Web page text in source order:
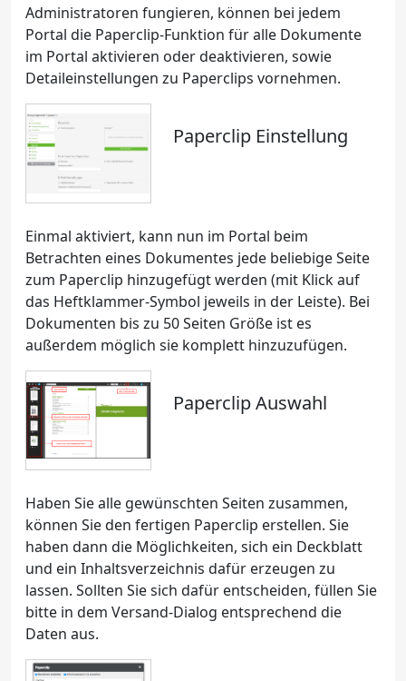
Administratoren fungieren, können bei jedem
Portal die Paperclip-Funktion für alle Dokumente
im Portal aktivieren oder deaktivieren, sowie
Detaileinstellungen zu Paperclips vornehmen.
Paperclip Einstellung
Einmal aktiviert, kann nun im Portal beim
Betrachten eines Dokumentes jede beliebige Seite
zum Paperclip hinzugefügt werden (mit Klick auf
das Heftklammer-Symbol jeweils in der Leiste). Bei
Dokumenten bis zu 50 Seiten Größe ist es
außerdem möglich sie komplett hinzuzufügen.
Paperclip Auswahl
Haben Sie alle gewünschten Seiten zusammen,
können Sie den fertigen Paperclip erstellen. Sie
haben dann die Möglichkeiten, sich ein Deckblatt
und ein Inhaltsverzeichnis dafür erzeugen zu
lassen. Sollten Sie sich dafür entscheiden, füllen Sie
bitte in dem Versand-Dialog entsprechend die
Daten aus.